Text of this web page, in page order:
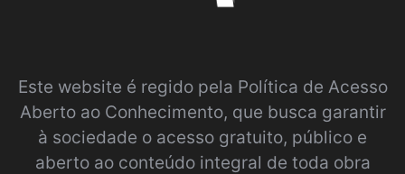
Este website é regido pela Política de Acesso
Aberto ao Conhecimento, que busca garantir
à sociedade o acesso gratuito, público e
aberto ao conteúdo integral de toda obra